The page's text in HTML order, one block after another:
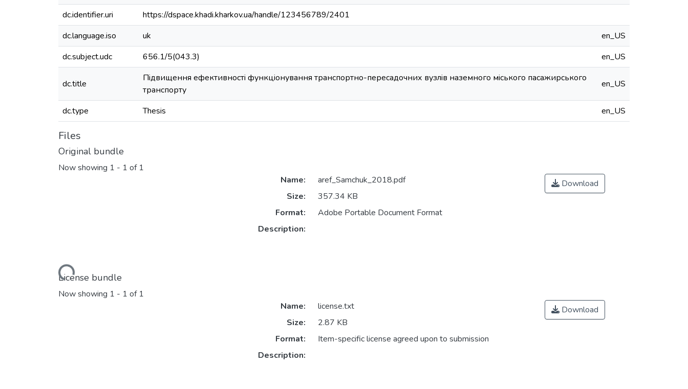
dc.identifier.uri
https://dspace.khadi.kharkov.ua/handle/123456789/2401
dc.language.iso
uk
en_US
dc.subject.udc
656.1/5(043.3) en_US
dc.title
Пiдвищення ефективностi функцiонування транспортно-пересадочних вузлiв наземного мiського пасажирського
транспорту
en_US
dc.type Thesis en_US
Files
Original bundle
Now showing 1 - 1 of 1
Loading...
Name:
aref_Samchuk_2018.pdf
Size:
357.34 KB
Format:
Adobe Portable Document Format
Description:
Download
License bundle
Now showing 1 - 1 of 1
Name:
license.txt
Size:
2.87 KB
Format:
Item-specific license agreed upon to submission
Description:
Download